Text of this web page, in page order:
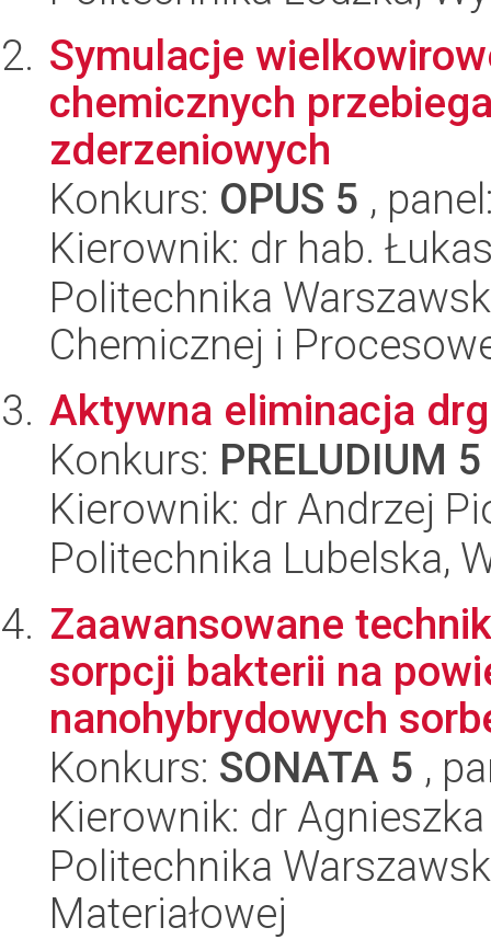
Symulacje
chemicznych
zderzeniowych
Konkurs: OPUS 5 ,
Kierownik: dr hab.
Politechnika
Chemicznej i
Aktywna eliminacja
Konkurs: PRELUDIUM 5
Kierownik: dr Andrzej
Politechnika Lubelska,
Zaawansowane
sorpcji bakterii na
nanohybrydowych
Konkurs: SONATA 5 ,
Kierownik: dr
Politechnika
Materiałowej